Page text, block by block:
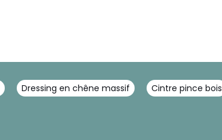
Dressing en chêne massif Cintre pince bois